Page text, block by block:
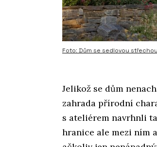
Foto: Dům se sedlovou
Jelikož se dům
zahrada přírodní
s ateliérem navrhnli
hranice ale mezi ním